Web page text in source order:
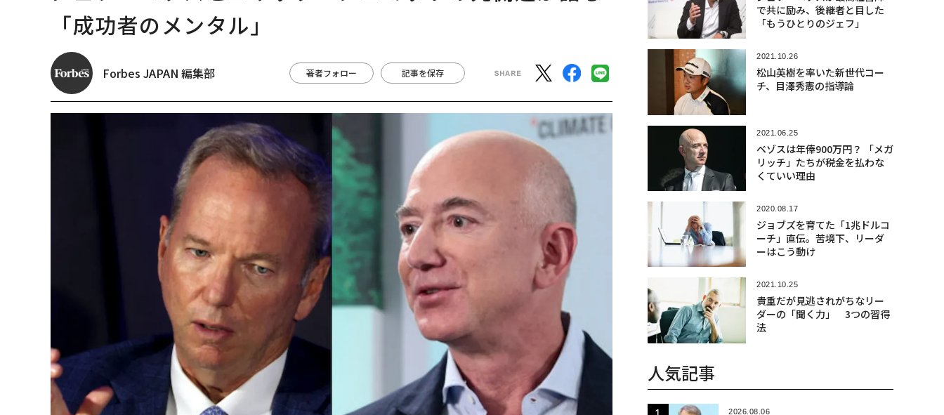
「成功者のメンタル」
Forbes JAPAN 編集部 著者フォロー 記事を保存
で共に励み、後継者と目した
「もうひとりのジェフ」
2021.10.26
松山英樹を率いた新世代コー
チ、目澤秀憲の指導論
2021.06.25
ベゾスは年俸900万円？ 「メガ
リッチ」たちが税金を払わな
くていい理由
2020.08.17
ジョブズを育てた「1兆ドルコ
ーチ」直伝。苦境下、リーダ
ーはこう動け
2021.10.25
貴重だが見逃されがちなリー
ダーの「聞く力」 3つの習得
法
人気記事
2026.08.06